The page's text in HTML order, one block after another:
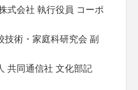
式会社 執行役員 コーポ
技術・家庭科研究会 副
共同通信社 文化部記